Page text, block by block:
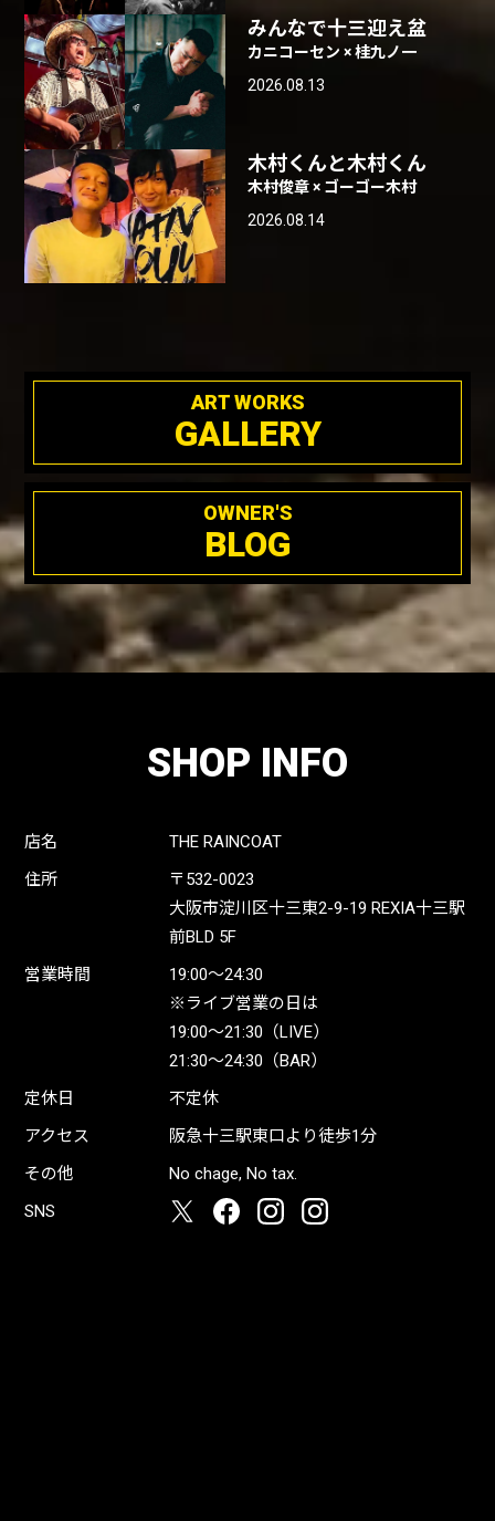
みんなで十三迎え盆
カニコーセン × 桂九ノ一
2026.08.13
木村くんと木村くん
木村俊章 × ゴーゴー木村
2026.08.14
ART WORKS
GALLERY
OWNER'S
BLOG
SHOP INFO
店名
THE RAINCOAT
住所
〒532-0023
大阪市淀川区十三東2-9-19 REXIA十三駅
前BLD 5F
営業時間
19:00〜24:30
※ライブ営業の日は
19:00〜21:30（LIVE）
21:30〜24:30（BAR）
定休日
不定休
アクセス
阪急十三駅東口より徒歩1分
その他
No chage, No tax.
SNS